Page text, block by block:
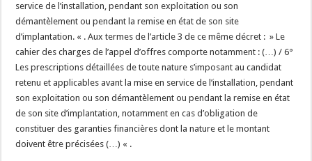
service de l’installation, pendant son exploitation ou son
démantèlement ou pendant la remise en état de son site
d’implantation. « . Aux termes de l’article 3 de ce même décret : » Le
cahier des charges de l’appel d’offres comporte notamment : (…) / 6°
Les prescriptions détaillées de toute nature s’imposant au candidat
retenu et applicables avant la mise en service de l’installation, pendant
son exploitation ou son démantèlement ou pendant la remise en état
de son site d’implantation, notamment en cas d’obligation de
constituer des garanties financières dont la nature et le montant
doivent être précisées (…) « .